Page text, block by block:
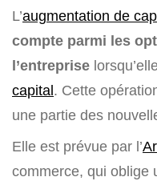
L’augmentation de
compte parmi les
l’entreprise
capital. Cette
une partie des
Elle est prévue par l’
commerce, qui oblige